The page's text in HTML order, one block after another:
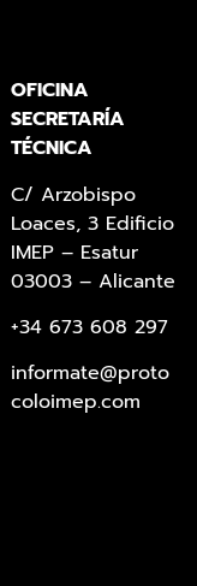
OFICINA
SECRETARÍA
TÉCNICA
C/ Arzobispo
Loaces, 3 Edificio
IMEP – Esatur
03003 – Alicante
+34 673 608 297
informate@proto
coloimep.com